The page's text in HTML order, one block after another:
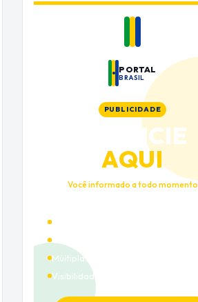
PORTAL
BRASIL
PUBLICIDADE
ANUNCIE
AQUI
Você informado a todo momento
Múltiplas categorias
Visibilidade premium